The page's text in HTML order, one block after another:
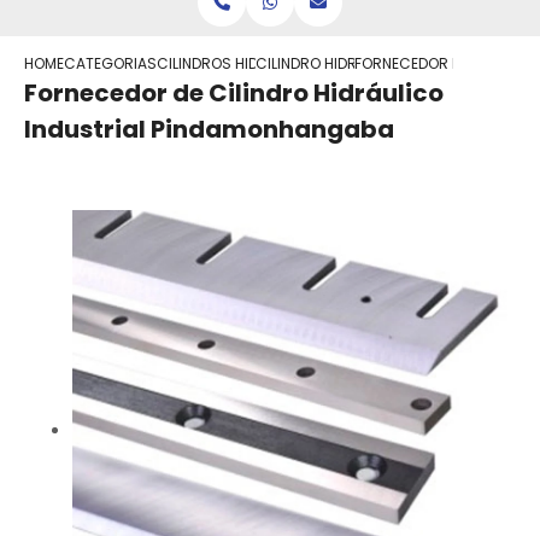
HOMECATEGORIASCILINDROS HIDRAULICOCILINDRO HIDRAULICO PARA PRENSA
FORNECEDOR DE
Fornecedor de Cilindro Hidráulico
Industrial Pindamonhangaba